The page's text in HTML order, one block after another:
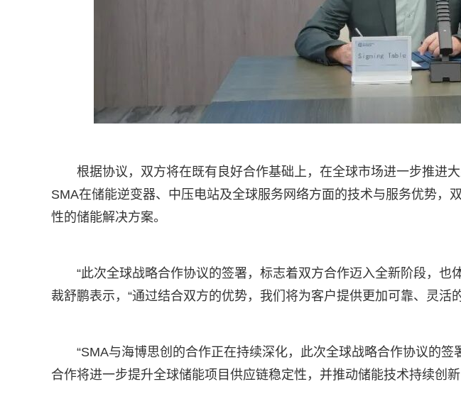
根据协议，双方将在既有良好合作基础上，在全球市场进一步推进
SMA在储能逆变器、中压电站及全球服务网络方面的技术与服务优势
性的储能解决方案。
“此次全球战略合作协议的签署，标志着双方合作迈入全新阶段，
裁舒鹏表示，“通过结合双方的优势，我们将为客户提供更加可靠、灵
“SMA与海博思创的合作正在持续深化，此次全球战略合作协议的
合作将进一步提升全球储能项目供应链稳定性，并推动储能技术持续创